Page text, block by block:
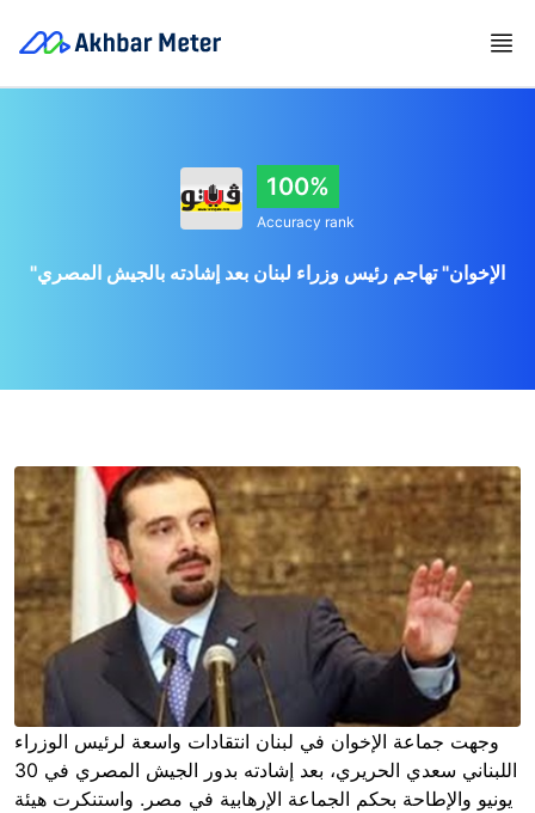
100%
Accuracy rank
"الإخوان" تهاجم رئيس وزراء لبنان بعد إشادته بالجيش المصري
وجهت جماعة الإخوان في لبنان انتقادات واسعة لرئيس الوزراء
اللبناني سعدي الحريري، بعد إشادته بدور الجيش المصري في 30
يونيو والإطاحة بحكم الجماعة الإرهابية في مصر. واستنكرت هيئة